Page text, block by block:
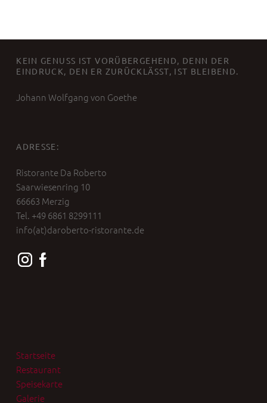
FOOTER SIDEBAR
KEIN GENUSS IST VORÜBERGEHEND, DENN DER
EINDRUCK, DEN ER ZURÜCKLÄSST, IST BLEIBEND.
Johann Wolfgang von Goethe
ADRESSE:
Ristorante Da Roberto
Saarwiesenring 10
66663 Merzig
Tel. +49 6861 8299111
info(at)daroberto-ristorante.de
Startseite
Restaurant
Speisekarte
Galerie